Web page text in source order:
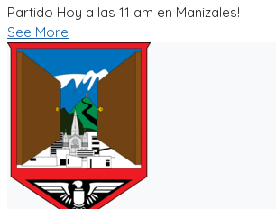
Partido Hoy a las 11 am en Manizales!
See More